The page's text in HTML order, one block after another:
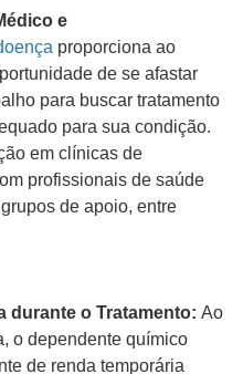
e
proporciona ao
de se afastar
para buscar tratamento
para sua condição.
em clínicas de
profissionais de saúde
de apoio, entre
durante o Tratamento: Ao
o dependente químico
de renda temporária